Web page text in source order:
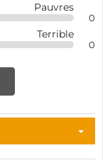
Pauvres
0
Terrible
0